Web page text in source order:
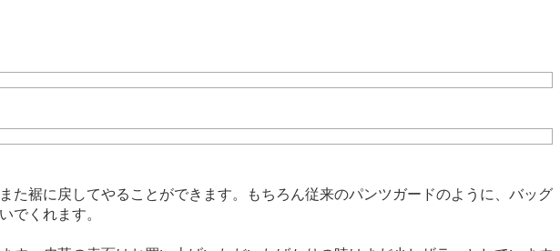
裾に戻してやることができます。もちろん従来のパンツガードのように、バッグ
でくれます。